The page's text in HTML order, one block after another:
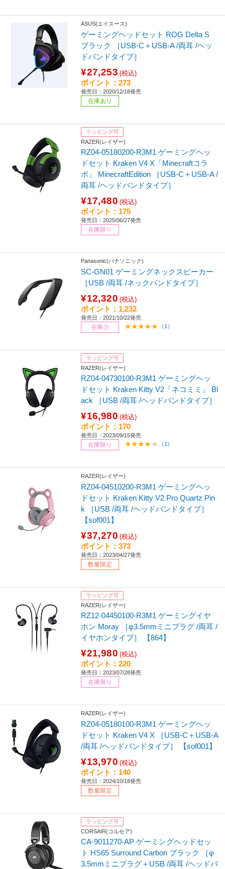
ASUS(エイスース)
ゲーミングヘッドセット ROG Delta S
ブラック ［USB-C＋USB-A /両耳 /ヘッ
ドバンドタイプ］
¥27,253 (税込)
ポイント：273
発売日：2020/12/18発売
在庫あり
ラッピング可
RAZER(レイザー)
RZ04-05180200-R3M1 ゲーミングヘッ
ドセット Kraken V4 X「Minecraftコラ
ボ」 MinecraftEdition ［USB-C＋USB-A /
両耳 /ヘッドバンドタイプ］
¥17,480 (税込)
ポイント：175
発売日：2025/06/27発売
在庫限り
Panasonic(パナソニック)
SC-GN01 ゲーミングネックスピーカー
［USB /両耳 /ネックバンドタイプ］
¥12,320 (税込)
ポイント：1,232
発売日：2021/10/22発売
在庫少 （1）
ラッピング可
RAZER(レイザー)
RZ04-04730100-R3M1 ゲーミングヘッ
ドセット Kraken Kitty V2「ネコミミ」 Bl
ack ［USB /両耳 /ヘッドバンドタイプ］
¥16,980 (税込)
ポイント：170
発売日：2023/09/15発売
在庫限り （1）
RAZER(レイザー)
RZ04-04510200-R3M1 ゲーミングヘッ
ドセット Kraken Kitty V2 Pro Quartz Pin
k ［USB /両耳 /ヘッドバンドタイプ］
【sof001】
¥37,270 (税込)
ポイント：373
発売日：2023/04/27発売
数量限定
ラッピング可
RAZER(レイザー)
RZ12-04450100-R3M1 ゲーミングイヤ
ホン Moray ［φ3.5mmミニプラグ /両耳 /
イヤホンタイプ］ 【864】
¥21,980 (税込)
ポイント：220
発売日：2023/07/28発売
在庫限り
RAZER(レイザー)
RZ04-05180100-R3M1 ゲーミングヘッ
ドセット Kraken V4 X ［USB-C＋USB-A
/両耳 /ヘッドバンドタイプ］ 【sof001】
¥13,970 (税込)
ポイント：140
発売日：2024/10/18発売
数量限定
ラッピング可
CORSAIR(コルセア)
CA-9011270-AP ゲーミングヘッドセッ
ト HS65 Surround Carbon ブラック ［φ
3.5mmミニプラグ＋USB /両耳 /ヘッドバ